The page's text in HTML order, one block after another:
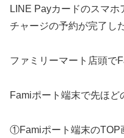
LINE Payカードのスマホ
チャージの予約が完了し
ファミリーマート店頭で
Famiポート端末で先ほど
①Famiポート端末のTOP